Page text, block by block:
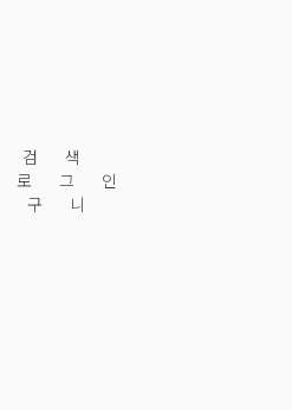
검색
로그인
구니